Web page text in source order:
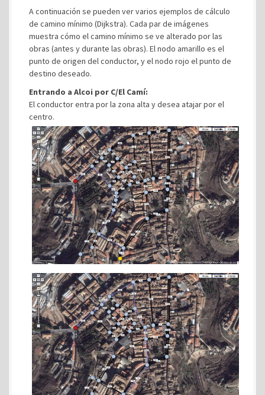
A continuación se pueden ver varios ejemplos de cálculo
de camino mínimo (Dijkstra). Cada par de imágenes
muestra cómo el camino mínimo se ve alterado por las
obras (antes y durante las obras). El nodo amarillo es el
punto de origen del conductor, y el nodo rojo el punto de
destino deseado.
Entrando a Alcoi por C/El Camí:
El conductor entra por la zona alta y desea atajar por el
centro.